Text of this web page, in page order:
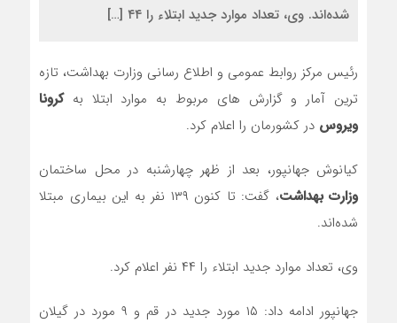
شده‌اند. وی، تعداد موارد جدید ابتلاء را ۴۴ […]
رئیس مرکز روابط عمومی و اطلاع رسانی وزارت بهداشت، تازه
ترین آمار و گزارش های مربوط به موارد ابتلا بهکرونا
ویروس در کشورمان را اعلام کرد.
کیانوش جهانپور، بعد از ظهر چهارشنبه در محل ساختمان
وزارت بهداشت
، گفت: تا کنون ۱۳۹ نفر به این بیماری مبتلا
شده‌اند.
وی، تعداد موارد جدید ابتلاء را ۴۴ نفر اعلام کرد.
جهانپور ادامه داد: ۱۵ مورد جدید در قم و ۹ مورد در گیلان